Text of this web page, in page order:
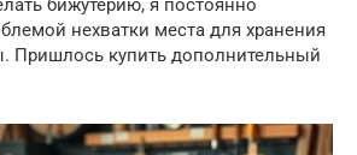
бижутерию, я постоянно
нехватки места для хранения
Пришлось купить дополнительный